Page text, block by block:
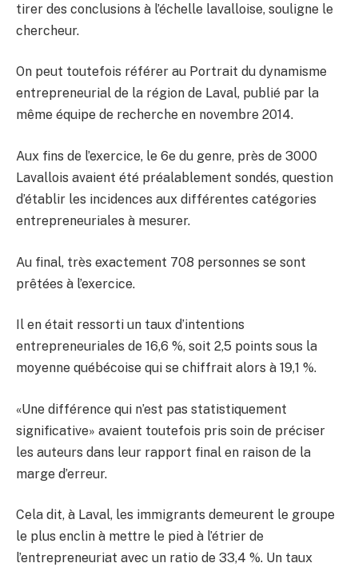
tirer des conclusions à l’échelle lavalloise, souligne le
chercheur.
On peut toutefois référer au Portrait du dynamisme
entrepreneurial de la région de Laval, publié par la
même équipe de recherche en novembre 2014.
Aux fins de l’exercice, le 6e du genre, près de 3000
Lavallois avaient été préalablement sondés, question
d’établir les incidences aux différentes catégories
entrepreneuriales à mesurer.
Au final, très exactement 708 personnes se sont
prêtées à l’exercice.
Il en était ressorti un taux d’intentions
entrepreneuriales de 16,6 %, soit 2,5 points sous la
moyenne québécoise qui se chiffrait alors à 19,1 %.
«Une différence qui n’est pas statistiquement
significative» avaient toutefois pris soin de préciser
les auteurs dans leur rapport final en raison de la
marge d’erreur.
Cela dit, à Laval, les immigrants demeurent le groupe
le plus enclin à mettre le pied à l’étrier de
l’entrepreneuriat avec un ratio de 33,4 %. Un taux